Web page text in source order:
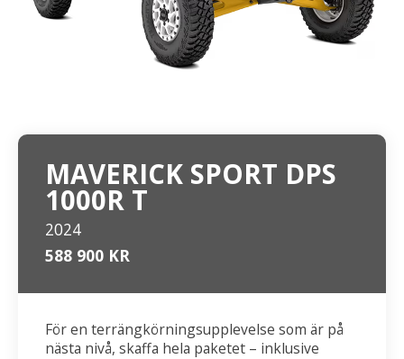
MAVERICK SPORT DPS
1000R T
2024
588 900 KR
För en terrängkörningsupplevelse som är på
nästa nivå, skaffa hela paketet – inklusive